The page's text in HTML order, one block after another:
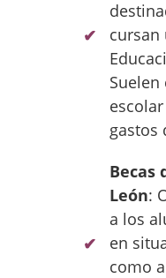
cursan
gastos
Becas
León:
a los
en
como